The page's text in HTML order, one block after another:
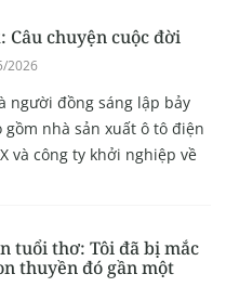
Câu chuyện cuộc đời
2026
người đồng sáng lập bảy
gồm nhà sản xuất ô tô điện
và công ty khởi nghiệp về
tuổi thơ: Tôi đã bị mắc
thuyền đó gần một